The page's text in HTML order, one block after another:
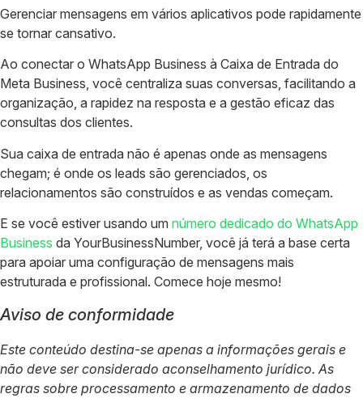
Gerenciar mensagens em vários aplicativos pode rapidamente
se tornar cansativo.
Ao conectar o WhatsApp Business à Caixa de Entrada do
Meta Business, você centraliza suas conversas, facilitando a
organização, a rapidez na resposta e a gestão eficaz das
consultas dos clientes.
Sua caixa de entrada não é apenas onde as mensagens
chegam; é onde os leads são gerenciados, os
relacionamentos são construídos e as vendas começam.
E se você estiver usando um número dedicado do WhatsApp
Business da YourBusinessNumber, você já terá a base certa
para apoiar uma configuração de mensagens mais
estruturada e profissional. Comece hoje mesmo!
Aviso de conformidade
Este conteúdo destina-se apenas a informações gerais e
não deve ser considerado aconselhamento jurídico. As
regras sobre processamento e armazenamento de dados